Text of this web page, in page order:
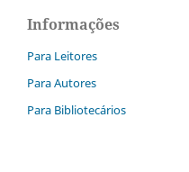
Informações
Para Leitores
Para Autores
Para Bibliotecários